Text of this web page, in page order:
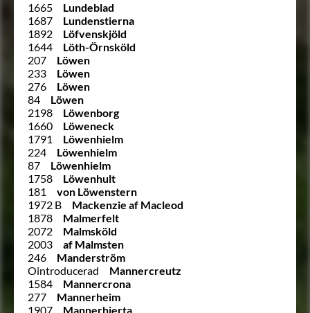
1665
Lundeblad
1687
Lundenstierna
1892
Löfvenskjöld
1644
Löth-Örnsköld
207
Löwen
233
Löwen
276
Löwen
84
Löwen
2198
Löwenborg
1660
Löweneck
1791
Löwenhielm
224
Löwenhielm
87
Löwenhielm
1758
Löwenhult
181
von Löwenstern
1972 B
Mackenzie af Macleod
1878
Malmerfelt
2072
Malmsköld
2003
af Malmsten
246
Manderström
Ointroducerad
Mannercreutz
1584
Mannercrona
277
Mannerheim
1907
Mannerhierta